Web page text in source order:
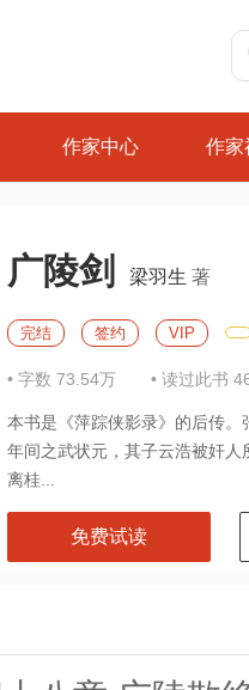
作家中心 作家
广陵剑 梁羽生 著
完结 签约 VIP
• 字数 73.54万 • 读过此书
本书是《萍踪侠影录》的后传
年间之武状元，其子云浩被奸
离桂...
免费试读